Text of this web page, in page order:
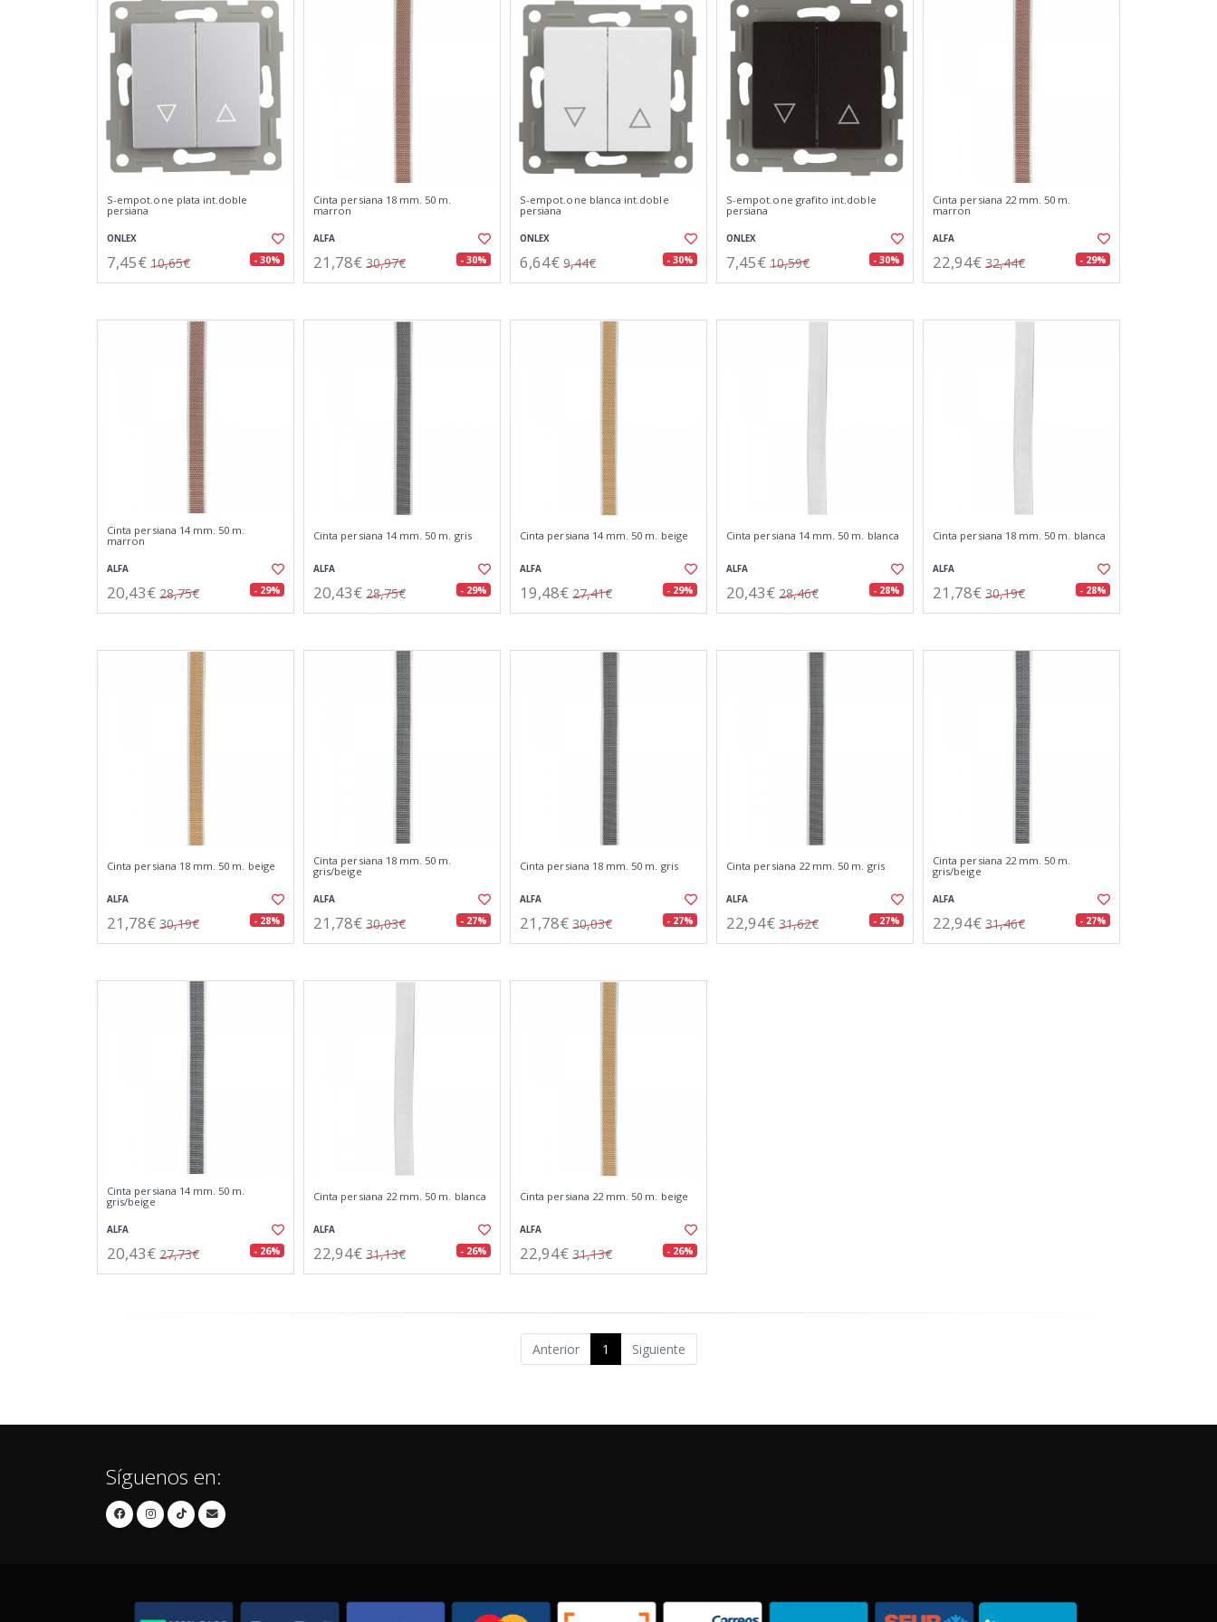
S-empot.one plata int.doble
persiana
ONLEX
7,45€ 10,65€ - 30%
Cinta persiana 18 mm. 50 m.
marron
ALFA
21,78€ 30,97€ - 30%
S-empot.one blanca int.doble
persiana
ONLEX
6,64€ 9,44€ - 30%
S-empot.one grafito int.doble
persiana
ONLEX
7,45€ 10,59€ - 30%
Cinta persiana 22 mm. 50 m.
marron
ALFA
22,94€ 32,44€ - 29%
Cinta persiana 14 mm. 50 m.
marron
ALFA
20,43€ 28,75€ - 29%
Cinta persiana 14 mm. 50 m. gris
ALFA
20,43€ 28,75€ - 29%
Cinta persiana 14 mm. 50 m. beige
ALFA
19,48€ 27,41€ - 29%
Cinta persiana 14 mm. 50 m. blanca
ALFA
20,43€ 28,46€ - 28%
Cinta persiana 18 mm. 50 m. blanca
ALFA
21,78€ 30,19€ - 28%
Cinta persiana 18 mm. 50 m. beige
ALFA
21,78€ 30,19€ - 28%
Cinta persiana 18 mm. 50 m.
gris/beige
ALFA
21,78€ 30,03€ - 27%
Cinta persiana 18 mm. 50 m. gris
ALFA
21,78€ 30,03€ - 27%
Cinta persiana 22 mm. 50 m. gris
ALFA
22,94€ 31,62€ - 27%
Cinta persiana 22 mm. 50 m.
gris/beige
ALFA
22,94€ 31,46€ - 27%
Cinta persiana 14 mm. 50 m.
gris/beige
ALFA
20,43€ 27,73€ - 26%
Cinta persiana 22 mm. 50 m. blanca
ALFA
22,94€ 31,13€ - 26%
Cinta persiana 22 mm. 50 m. beige
ALFA
22,94€ 31,13€ - 26%
Anterior 1 Siguiente
Síguenos en: